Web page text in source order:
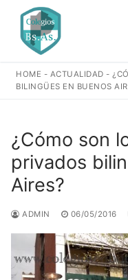
contenido
HOME - ACTUALIDAD -
BILINGÜES EN BUENOS
¿Cómo son
privados
Aires?
ADMIN 06/05/2016